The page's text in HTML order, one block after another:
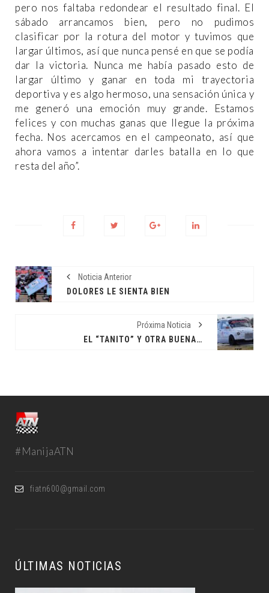
pero nos faltaba redondear el resultado final. El
sábado arrancamos bien, pero no pudimos
clasificar por la rotura del motor y tuvimos que
largar últimos, así que nunca pensé en que se podía
dar la victoria. Nunca me había pasado esto de
largar último y ganar en toda mi trayectoria
deportiva y es algo hermoso, una sensación única y
me generó una emoción muy grande. Estamos
felices y con muchas ganas que llegue la próxima
fecha. Nos acercamos en el campeonato, así que
ahora vamos a intentar darles batalla en lo que
resta del año”.
Noticia Anterior
DOLORES LE SIENTA BIEN
Próxima Noticia
EL “TANITO” Y OTRA BUENA ACTUACIÓN
#ManijaATN
fiatn600@gmail.com
ÚLTIMAS NOTICIAS